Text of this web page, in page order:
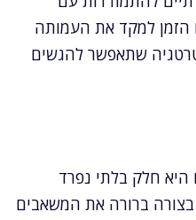
הזמן למקד את העמותה
שתאפשר להגשים
היא חלק בלתי נפרד
בצורה ברורה את המשאבים